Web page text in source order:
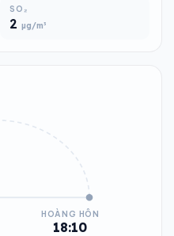
SO₂
2 µg/m³
HOÀNG HÔN
18:10